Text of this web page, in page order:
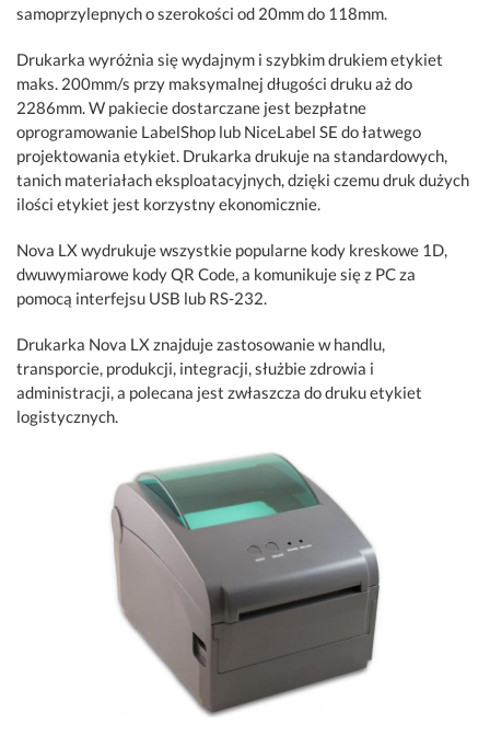
samoprzylepnych o szerokości od 20mm do 118mm.
Drukarka wyróżnia się wydajnym i szybkim drukiem etykiet
maks. 200mm/s przy maksymalnej długości druku aż do
2286mm. W pakiecie dostarczane jest bezpłatne
oprogramowanie LabelShop lub NiceLabel SE do łatwego
projektowania etykiet. Drukarka drukuje na standardowych,
tanich materiałach eksploatacyjnych, dzięki czemu druk dużych
ilości etykiet jest korzystny ekonomicznie.
Nova LX wydrukuje wszystkie popularne kody kreskowe 1D,
dwuwymiarowe kody QR Code, a komunikuje się z PC za
pomocą interfejsu USB lub RS-232.
Drukarka Nova LX znajduje zastosowanie w handlu,
transporcie, produkcji, integracji, służbie zdrowia i
administracji, a polecana jest zwłaszcza do druku etykiet
logistycznych.